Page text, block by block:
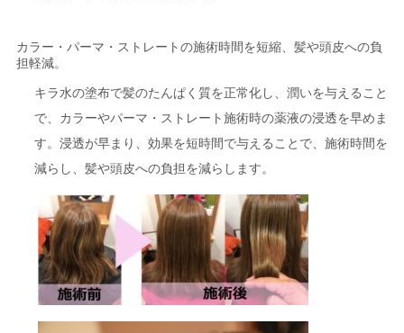
カラー・パーマ・ストレートの施術時間を短縮、髪や頭皮への負
担軽減。
キラ水の塗布で髪のたんぱく質を正常化し、潤いを与えること
で、カラーやパーマ・ストレート施術時の薬液の浸透を早めま
す。浸透が早まり、効果を短時間で与えることで、施術時間を
減らし、髪や頭皮への負担を減らします。